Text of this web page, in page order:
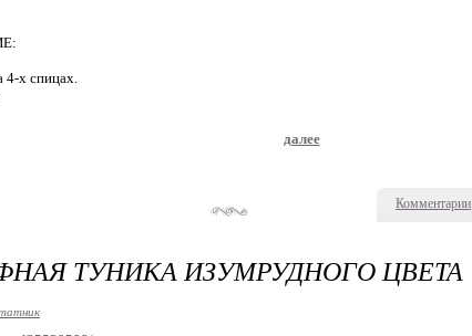
Комментарии
4-х спицах.
далее
ТУНИКА ИЗУМРУДНОГО ЦВЕТА